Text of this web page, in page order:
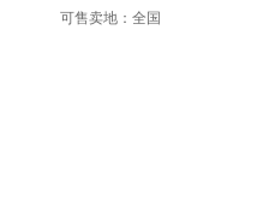
可售卖地：全国